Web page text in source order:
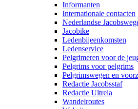
Informanten
Internationale contacten
Nederlandse
Jacobike
Ledenbijeenkomsten
Ledenservice
Pelgrimeren voor de
Pelgrims voor pelgrims
Pelgrimswegen en
Redactie Jacobsstaf
Redactie Ultreia
Wandelroutes